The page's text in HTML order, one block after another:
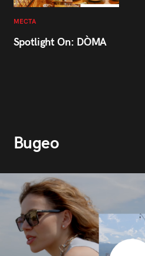
МЕСТА
Spotlight On: DÒMA
Видео